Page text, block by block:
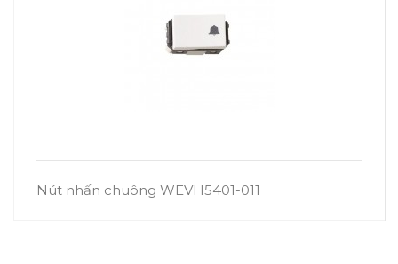
Nút nhấn chuông WEVH5401-011